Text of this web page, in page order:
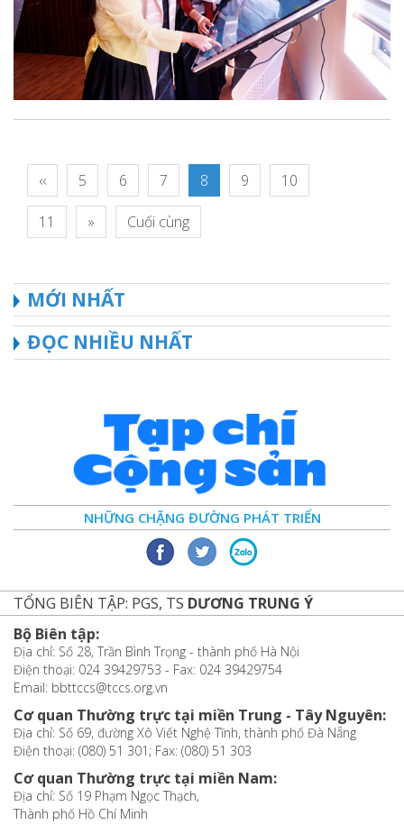
‹‹ 5 6 7 8 9 10
11 » Cuối cùng
MỚI NHẤT
ĐỌC NHIỀU NHẤT
NHỮNG CHẶNG ĐƯỜNG PHÁT TRIỂN
TỔNG BIÊN TẬP: PGS, TS DƯƠNG TRUNG Ý
Bộ Biên tập:
Địa chỉ: Số 28, Trần Bình Trọng - thành phố Hà Nội
Điện thoại: 024 39429753 - Fax: 024 39429754
Email: bbttccs@tccs.org.vn
Cơ quan Thường trực tại miền Trung - Tây Nguyên:
Địa chỉ: Số 69, đường Xô Viết Nghệ Tĩnh, thành phố Đà Nẵng
Điện thoại: (080) 51 301; Fax: (080) 51 303
Cơ quan Thường trực tại miền Nam:
Địa chỉ: Số 19 Phạm Ngọc Thạch,
Thành phố Hồ Chí Minh